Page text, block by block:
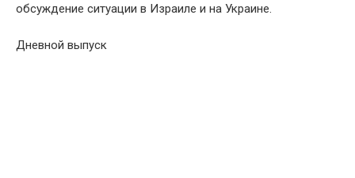
обсуждение ситуации в Израиле и на Украине.
Дневной выпуск